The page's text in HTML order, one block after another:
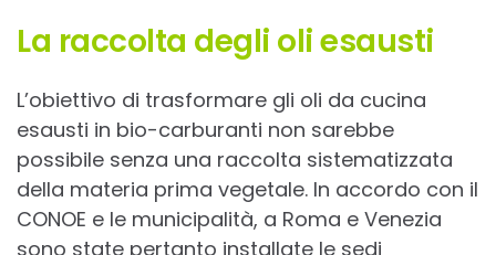
La raccolta degli oli esausti
L’obiettivo di trasformare gli oli da cucina
esausti in bio-carburanti non sarebbe
possibile senza una raccolta sistematizzata
della materia prima vegetale. In accordo con il
CONOE e le municipalità, a Roma e Venezia
sono state pertanto installate le sedi